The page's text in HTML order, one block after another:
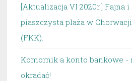
[Aktualizacja VI 2020r.] Fajna
piaszczysta plaża w
(FKK).
Komornik a konto bankowe -
okradać!